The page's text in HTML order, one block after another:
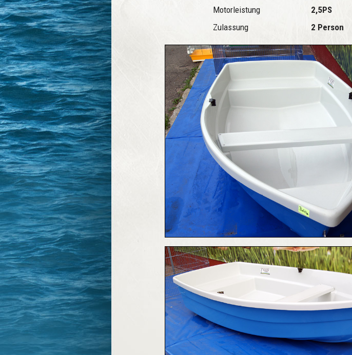
Motorleistung
2,5PS
Zulassung
2 Person